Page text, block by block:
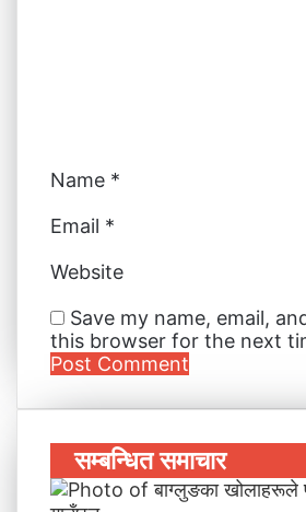
Name *
Email *
Website
Save my name, email,
this browser for the next
सम्बन्धित समाचार